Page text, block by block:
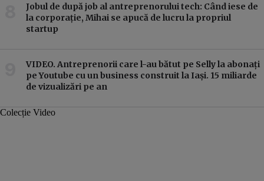
Jobul de după job al antreprenorului tech: Când iese de
la corporație, Mihai se apucă de lucru la propriul
startup
VIDEO. Antreprenorii care l-au bătut pe Selly la abonați
pe Youtube cu un business construit la Iași. 15 miliarde
de vizualizări pe an
Colecție Video